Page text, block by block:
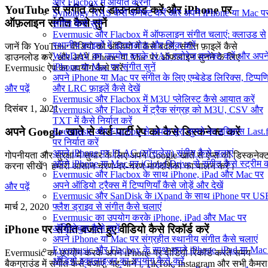
और Flacbox में आयात करना
Synology NAS कैसे कनेक्ट करें और अपने iPhone या Mac
संगीत कैसे सुनें
Evermusic और Flacbox में ऑफलाइन संगीत चलाएं: क्लाउड से
स्थानीय फ़ाइलों में डाउनलोड और सिंक करें
WebDAV का उपयोग करके NAS स्टोरेज कनेक्ट करें और
iPhone या Mac पर संगीत सुनें
अपने iPhone या Mac पर संगीत के लिए एम्बेडेड लिरिक्स,
और LRC फ़ाइलें कैसे देखें
Evermusic और Flacbox में M3U प्लेलिस्ट कैसे आयात करें
Evermusic और Flacbox में ट्रैक संग्रह को M3U, CSV और
TXT में कैसे निर्यात करें
Evermusic और Flacbox से अपना पूरा सुनने का इतिहास
पर निर्यात करें
अपने iPhone पर FLAC (लॉसलेस) संगीत कैसे चलाएं
अपने iPhone या Mac पर iCloud Drive से संगीत कैसे स्ट्रीम
Evermusic और Flacbox के साथ iPhone, iPad और Mac पर
अपने ऑडियो ट्रैक्स में टिप्पणियाँ कैसे जोड़ें और देखें
Evermusic और SanDisk के iXpand के साथ iPhone पर
फ्लैश ड्राइव से संगीत कैसे चलाएं
Evermusic का उपयोग करके iPhone, iPad और Mac पर
ऑडियोबुक कैसे सुनें
अपने iPhone या Mac पर संग्रहीत स्थानीय संगीत कैसे चलाएं
Evermusic और Flacbox के साथ अपने iPhone, iPad या Mac
ऑडियो इक्वलाइज़र का उपयोग कैसे करें
YouTube से संगीत कैसे डाउनलोड करें और iPhone पर
ऑफ़लाइन संगीत कैसे सुनें
जानें कि YouTube वीडियो को ऑडियो में कैसे बदलें, संगीत फ़ाइलें कैसे
डाउनलोड करें, और अपने iPhone या Mac पर ऑफ़लाइन सुनने के लिए
Evermusic ऐप का उपयोग कैसे करें।
और पढ़ें
दिसंबर 1, 2021
अपने Google खाते से थर्ड-पार्टी ऐप को कैसे डिस्कनेक्ट करें
गोपनीयता और सुरक्षा में सुधार के लिए अपने Google खाते से ऐप्स को
करना सीखें। हमारी आसान चरण-दर-चरण मार्गदर्शिका का पालन करें।
और पढ़ें
मार्च 2, 2020
iPhone पर संगीत बजाते हुए वीडियो कैसे रिकॉर्ड करें
Evermusic का उपयोग करके अपने iPhone पर वीडियो रिकॉर्ड करते समय
बैकग्राउंड में संगीत कैसे बजाएं, यह जानें। TikTok, Instagram और सभी कैमरा